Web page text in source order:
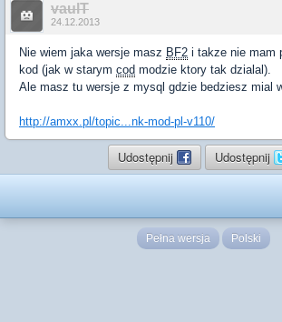
vaulT
24.12.2013
Nie wiem jaka wersje masz BF2 i takze nie mam
kod (jak w starym cod modzie ktory tak dzialal).
Ale masz tu wersje z mysql gdzie bedziesz mial
http://amxx.pl/topic...nk-mod-pl-v110/
Udostępnij Udostępnij
Pełna wersja Polski